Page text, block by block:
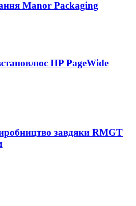
Manor Packaging
HP PageWide
завдяки RMGT